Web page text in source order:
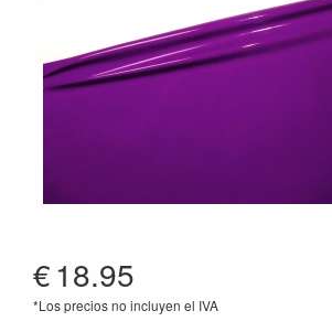
€18.95
*Los precios no incluyen el IVA